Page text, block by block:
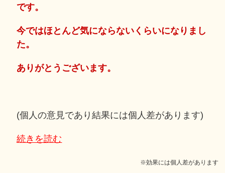
です。
今ではほとんど気にならないくらいになりまし
た。
ありがとうございます。
(個人の意見であり結果には個人差があります)
続きを読む
※効果には個人差があります